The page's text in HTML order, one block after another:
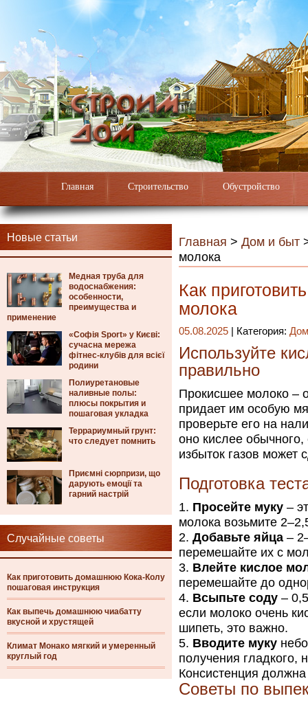
Главная Строительство Обустройство
Новые статьи
Медная труба для
водоснабжения:
особенности,
преимущества и
применение
«Софія Sport» у Києві:
сучасна мережа
фітнес-клубів для всієї
родини
Полиуретановые
наливные полы:
плюсы покрытия и
пошаговая укладка
Террариумный грунт:
что следует помнить
Приємні сюрпризи, що
дарують емоції та
гарний настрій
Случайные советы
Как приготовить домашнюю Кока-Колу
пошаговая инструкция
Как выпечь домашнюю чиабатту
вкусной и хрустящей
Климат Монако мягкий и умеренный
круглый год
Главная > Дом и быт
молока
Как
молока
05.08.2025 | Категория:
Используйте
правильно
Прокисшее молоко –
придает им особую
проверьте его на
оно кислее
избыток газов может
Подготовка
Просейте муку –
молока возьмите
Добавьте яйца –
перемешайте их с
Влейте кислое
перемешайте до
Всыпьте соду –
если молоко очень
шипеть, это важно.
Вводите муку
получения гладкого,
Консистенция
Советы по